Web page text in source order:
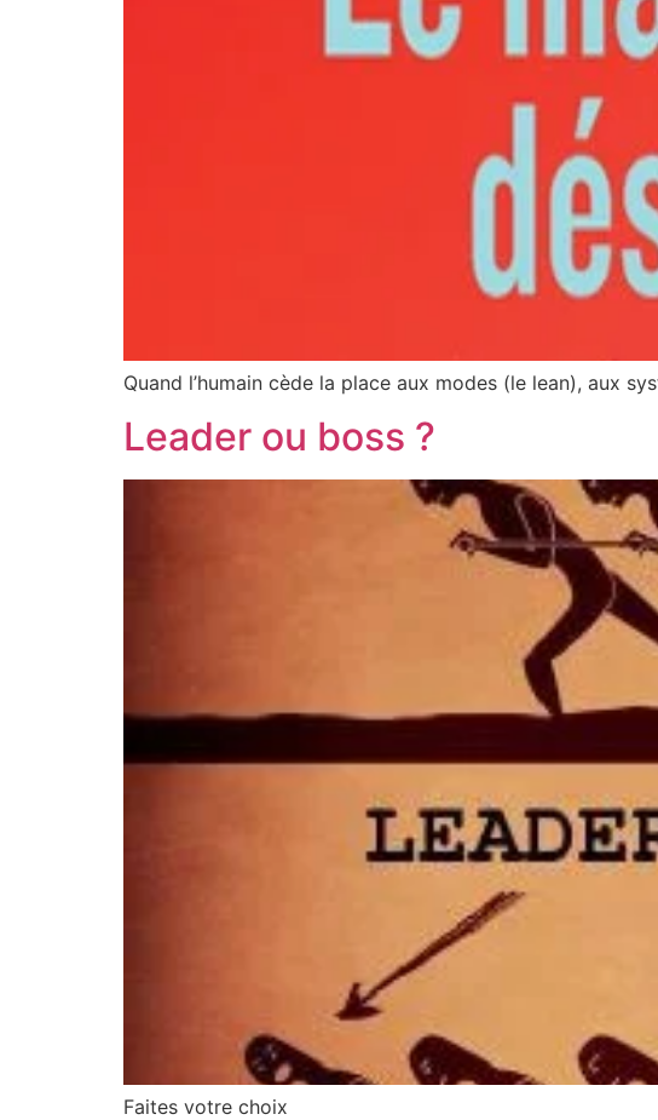
Quand l’humain cède la place aux modes (le lean), aux
Leader ou boss ?
Faites votre choix